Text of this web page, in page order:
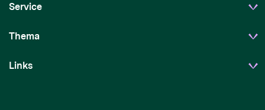
Service
Thema
Links